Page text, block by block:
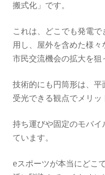
搬式化」です。
これは、どこでも発電
用し、屋外を含めた様
市民交流機会の拡大を狙
技術的にも円筒形は、
受光できる観点でメリッ
持ち運びや固定のモバ
ています。
eスポーツが本当にどこ